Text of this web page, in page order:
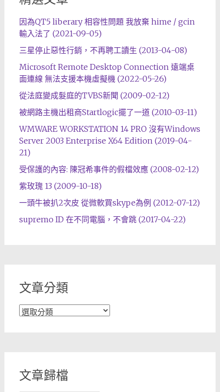
因為QT5 liberary 相容性問題 我放棄 hime / gcin
輸入法了 (2021-09-05)
三星停止惡性行銷，不再聘工讀生 (2013-04-08)
Microsoft Remote Desktop Connection 遠端桌
面連線 無法支援本機虛擬機 (2022-05-26)
從法庭變成髮庭的TVBS新聞 (2009-02-12)
被網路主機出租商Startlogic擺了一道 (2010-03-11)
WMWARE WORKSTATION 14 PRO 沒有Windows
Server 2003 Enterprise X64 Edition (2019-04-
21)
受保護的內容: 陳冠希事件的假檔效應 (2008-02-12)
紫玫瑰 13 (2009-10-18)
一頭牛被扒2次皮 從微軟買skype為例 (2012-07-12)
supremo ID 在不同電腦，不會跳 (2017-04-22)
文章分類
文
文章歸檔